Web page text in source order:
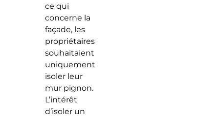
ce qui
concerne la
façade, les
propriétaires
souhaitaient
uniquement
isoler leur
mur pignon.
L’intérêt
d’isoler un